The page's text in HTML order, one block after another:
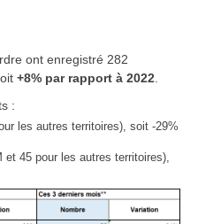
ont enregistré 282
+8% par rapport à 2022
:
les autres territoires), soit -29%
et 45 pour les autres territoires),